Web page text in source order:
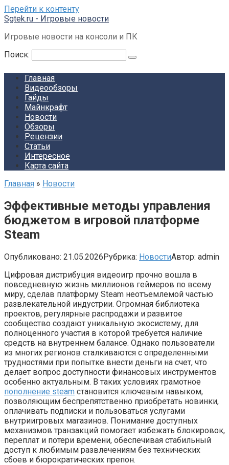
Перейти к контенту
Sgtek.ru - Игровые новости
Игровые новости на консоли и ПК
Поиск:
Главная
Видеообзоры
Гайды
Майнкрафт
Новости
Обзоры
Рецензии
Статьи
Интересное
Карта сайта
Главная » Новости
Эффективные методы управления
бюджетом в игровой платформе
Steam
Опубликовано: 21.05.2026Рубрика: НовостиАвтор: admin
Цифровая дистрибуция видеоигр прочно вошла в
повседневную жизнь миллионов геймеров по всему
миру, сделав платформу Steam неотъемлемой частью
развлекательной индустрии. Огромная библиотека
проектов, регулярные распродажи и развитое
сообщество создают уникальную экосистему, для
полноценного участия в которой требуется наличие
средств на внутреннем балансе. Однако пользователи
из многих регионов сталкиваются с определенными
трудностями при попытке внести деньги на счет, что
делает вопрос доступности финансовых инструментов
особенно актуальным. В таких условиях грамотное
пополнение steam становится ключевым навыком,
позволяющим беспрепятственно приобретать новинки,
оплачивать подписки и пользоваться услугами
внутриигровых магазинов. Понимание доступных
механизмов транзакций помогает избежать блокировок,
переплат и потери времени, обеспечивая стабильный
доступ к любимым развлечениям без технических
сбоев и бюрократических препон.